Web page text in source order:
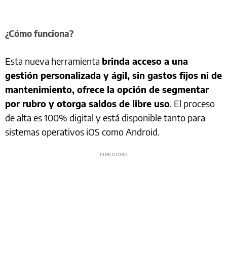
¿Cómo funciona?
Esta nueva herramienta brinda acceso a una
gestión personalizada y ágil, sin gastos fijos ni de
mantenimiento, ofrece la opción de segmentar
por rubro y otorga saldos de libre uso. El proceso
de alta es 100% digital y está disponible tanto para
sistemas operativos iOS como Android.